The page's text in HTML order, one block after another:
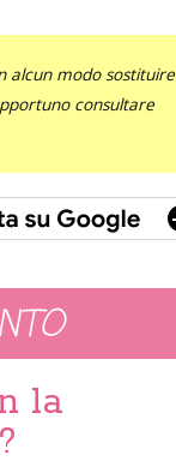
alcun modo sostituire
consultare
la